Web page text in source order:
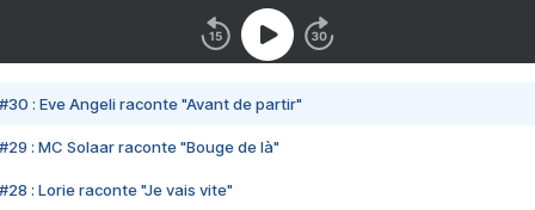
#30 : Eve Angeli raconte "Avant de partir"
#29 : MC Solaar raconte "Bouge de là"
#28 : Lorie raconte "Je vais vite"